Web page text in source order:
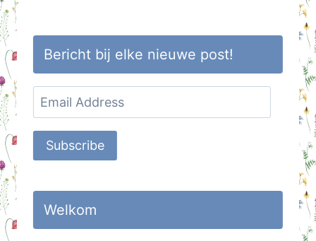
Bericht bij elke nieuwe post!
Email
Address
Subscribe
Welkom